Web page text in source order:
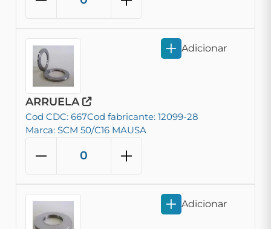
ARRUELA
Cod CDC: 667Cod fabricante: 12099-28
Marca: SCM 50/C16 MAUSA
Adicionar
Adicionar